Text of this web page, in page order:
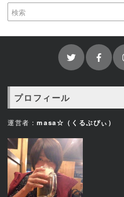
プロフィール
運営者：masa☆（くるぷぴぃ）